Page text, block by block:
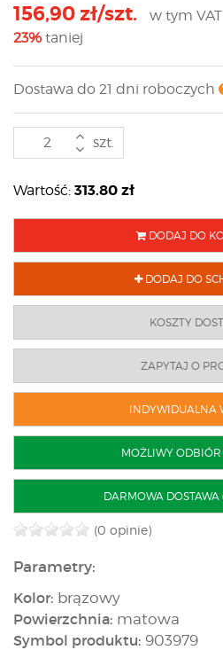
156,90 zł/szt.
w tym VAT
23% taniej
Dostawa do 21 dni roboczych
szt.
Wartość: 313.80zł
DODAJ DO
DODAJ DO
KOSZTY
ZAPYTAJ O
INDYWIDUALNA
MOŻLIWY
DARMOWA DOSTAWA
(0 opinie)
Parametry:
Kolor: brązowy
Powierzchnia: matowa
Symbol produktu: 903979